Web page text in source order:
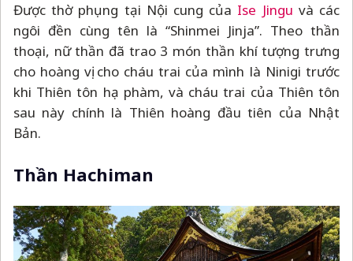
Được thờ phụng tại Nội cung của Ise Jingu và các
ngôi đền cùng tên là “Shinmei Jinja”. Theo thần
thoại, nữ thần đã trao 3 món thần khí tượng trưng
cho hoàng vị cho cháu trai của mình là Ninigi trước
khi Thiên tôn hạ phàm, và cháu trai của Thiên tôn
sau này chính là Thiên hoàng đầu tiên của Nhật
Bản.
Thần Hachiman